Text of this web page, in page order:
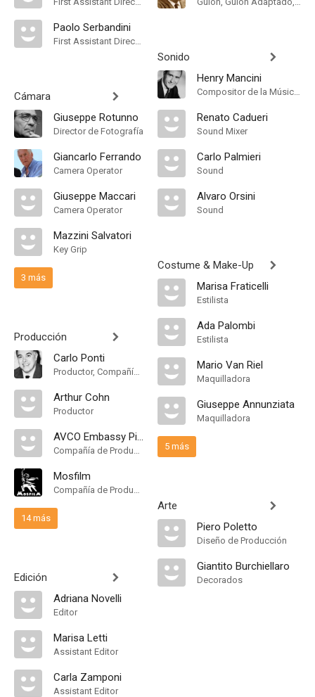
Paolo Serbandini
First Assistant Director
Cámara
Giuseppe Rotunno
Director de Fotografía
Giancarlo Ferrando
Camera Operator
Giuseppe Maccari
Camera Operator
Mazzini Salvatori
Key Grip
3 más
Producción
Carlo Ponti
Productor, Compañía de Produccion
Arthur Cohn
Productor
AVCO Embassy Pictures
Compañía de Produccion
Mosfilm
Compañía de Produccion
14 más
Edición
Adriana Novelli
Editor
Marisa Letti
Assistant Editor
Carla Zamponi
Assistant Editor
Sonido
Henry Mancini
Compositor de la Música Original
Renato Cadueri
Sound Mixer
Carlo Palmieri
Sound
Alvaro Orsini
Sound
Costume & Make-Up
Marisa Fraticelli
Estilista
Ada Palombi
Estilista
Mario Van Riel
Maquilladora
Giuseppe Annunziata
Maquilladora
5 más
Arte
Piero Poletto
Diseño de Producción
Giantito Burchiellaro
Decorados